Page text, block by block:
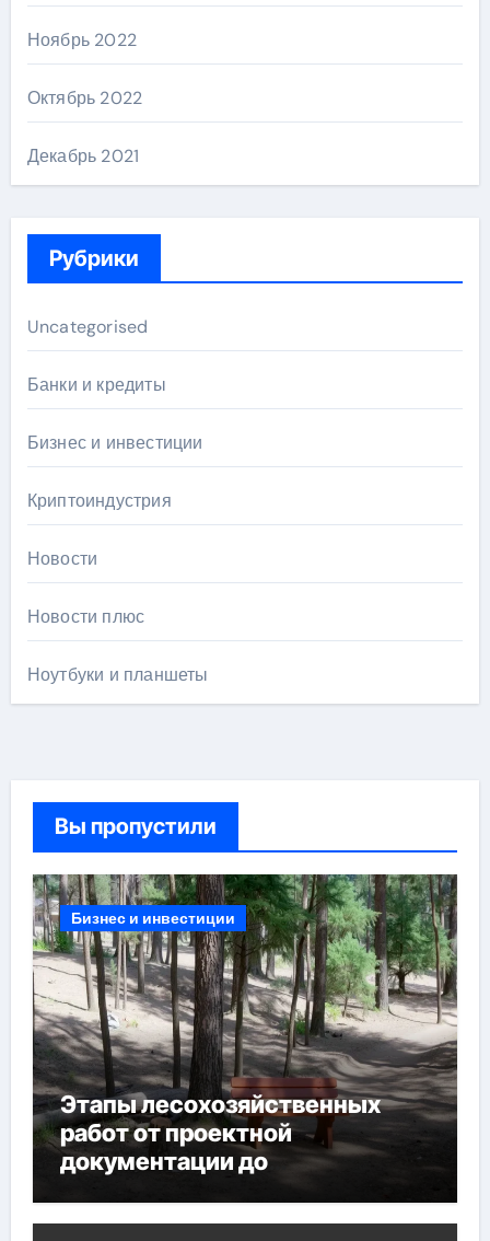
Ноябрь 2022
Октябрь 2022
Декабрь 2021
Рубрики
Uncategorised
Банки и кредиты
Бизнес и инвестиции
Криптоиндустрия
Новости
Новости плюс
Ноутбуки и планшеты
Вы пропустили
Бизнес и инвестиции
Этапы лесохозяйственных
работ от проектной
документации до
мероприятий и обустройства